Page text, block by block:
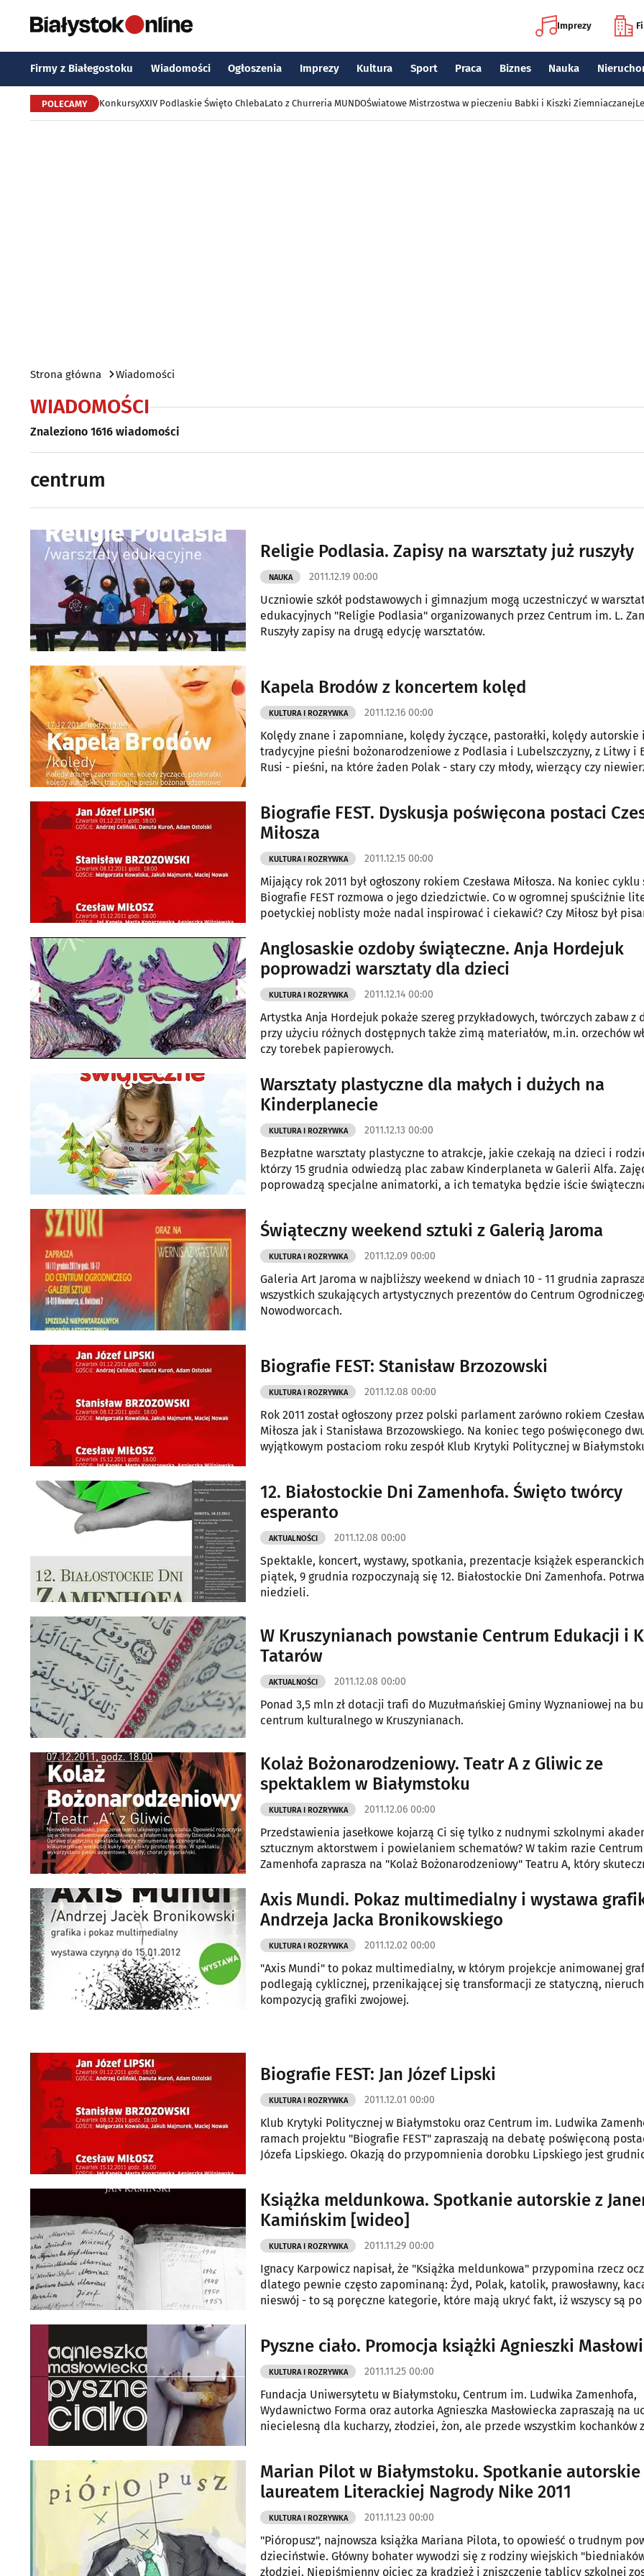
Imprezy
Firmy z Białegostoku Wiadomości Ogłoszenia Imprezy Kultura Sport Praca Biznes Nauka
POLECAMY KonkursyXXIV Podlaskie Święto ChlebaLato z Churreria MUNDOŚwiatowe Mistrzostwa w pieczeniu Babki i Kiszki Ziemniaczanej
Strona główna Wiadomości
WIADOMOŚCI
Znaleziono 1616 wiadomości
centrum
Religie Podlasia. Zapisy na warsztaty już ruszyły
NAUKA 2011.12.19 00:00
Uczniowie szkół podstawowych i gimnazjum mogą uczestniczyć w
edukacyjnych "Religie Podlasia" organizowanych przez Centrum im. L.
Ruszyły zapisy na drugą edycję warsztatów.
Kapela Brodów z koncertem kolęd
KULTURA I ROZRYWKA 2011.12.16 00:00
Kolędy znane i zapomniane, kolędy życzące, pastorałki, kolędy autorskie i
tradycyjne pieśni bożonarodzeniowe z Podlasia i Lubelszczyzny, z Litwy i
Rusi - pieśni, na które żaden Polak - stary czy młody, wierzący czy
Biografie FEST. Dyskusja poświęcona postaci
Miłosza
KULTURA I ROZRYWKA 2011.12.15 00:00
Mijający rok 2011 był ogłoszony rokiem Czesława Miłosza. Na koniec
Biografie FEST rozmowa o jego dziedzictwie. Co w ogromnej spuściźnie
poetyckiej noblisty może nadal inspirować i ciekawić? Czy Miłosz był
Anglosaskie ozdoby świąteczne. Anja Hordejuk
poprowadzi warsztaty dla dzieci
KULTURA I ROZRYWKA 2011.12.14 00:00
Artystka Anja Hordejuk pokaże szereg przykładowych, twórczych zabaw z
przy użyciu różnych dostępnych także zimą materiałów, m.in. orzechów
czy torebek papierowych.
Warsztaty plastyczne dla małych i dużych na
Kinderplanecie
KULTURA I ROZRYWKA 2011.12.13 00:00
Bezpłatne warsztaty plastyczne to atrakcje, jakie czekają na dzieci i
którzy 15 grudnia odwiedzą plac zabaw Kinderplaneta w Galerii Alfa. Zajęcia
poprowadzą specjalne animatorki, a ich tematyka będzie iście
Świąteczny weekend sztuki z Galerią Jaroma
KULTURA I ROZRYWKA 2011.12.09 00:00
Galeria Art Jaroma w najbliższy weekend w dniach 10 - 11 grudnia
wszystkich szukających artystycznych prezentów do Centrum
Nowodworcach.
Biografie FEST: Stanisław Brzozowski
KULTURA I ROZRYWKA 2011.12.08 00:00
Rok 2011 został ogłoszony przez polski parlament zarówno rokiem
Miłosza jak i Stanisława Brzozowskiego. Na koniec tego poświęconego
wyjątkowym postaciom roku zespół Klub Krytyki Politycznej w
12. Białostockie Dni Zamenhofa. Święto twórcy
esperanto
AKTUALNOŚCI 2011.12.08 00:00
Spektakle, koncert, wystawy, spotkania, prezentacje książek
piątek, 9 grudnia rozpoczynają się 12. Białostockie Dni Zamenhofa.
niedzieli.
W Kruszynianach powstanie Centrum Edukacji i
Tatarów
AKTUALNOŚCI 2011.12.08 00:00
Ponad 3,5 mln zł dotacji trafi do Muzułmańskiej Gminy Wyznaniowej na
centrum kulturalnego w Kruszynianach.
Kolaż Bożonarodzeniowy. Teatr A z Gliwic ze
spektaklem w Białymstoku
KULTURA I ROZRYWKA 2011.12.06 00:00
Przedstawienia jasełkowe kojarzą Ci się tylko z nudnymi szkolnymi
sztucznym aktorstwem i powielaniem schematów? W takim razie
Zamenhofa zaprasza na "Kolaż Bożonarodzeniowy" Teatru A, który
ciekaw co wyszło z tak niebanalnego podejścia do tak zbanalizowanego
przyjdź.
Axis Mundi. Pokaz multimedialny i wystawa
Andrzeja Jacka Bronikowskiego
KULTURA I ROZRYWKA 2011.12.02 00:00
"Axis Mundi" to pokaz multimedialny, w którym projekcje animowanej
podlegają cyklicznej, przenikającej się transformacji ze statyczną,
kompozycją grafiki zwojowej.
Biografie FEST: Jan Józef Lipski
KULTURA I ROZRYWKA 2011.12.01 00:00
Klub Krytyki Politycznej w Białymstoku oraz Centrum im. Ludwika
ramach projektu "Biografie FEST" zapraszają na debatę poświęconą
Józefa Lipskiego. Okazją do przypomnienia dorobku Lipskiego jest
Książka meldunkowa. Spotkanie autorskie z
Kamińskim [wideo]
KULTURA I ROZRYWKA 2011.11.29 00:00
Ignacy Karpowicz napisał, że "Książka meldunkowa" przypomina rzecz
dlatego pewnie często zapominaną: Żyd, Polak, katolik, prawosławny,
nieswój - to są poręczne kategorie, które mają ukryć fakt, iż wszyscy są
Pyszne ciało. Promocja książki Agnieszki
KULTURA I ROZRYWKA 2011.11.25 00:00
Fundacja Uniwersytetu w Białymstoku, Centrum im. Ludwika Zamenhofa,
Wydawnictwo Forma oraz autorka Agnieszka Masłowiecka zapraszają na
niecielesną dla kucharzy, złodziei, żon, ale przede wszystkim kochanków
Marian Pilot w Białymstoku. Spotkanie autorskie
laureatem Literackiej Nagrody Nike 2011
KULTURA I ROZRYWKA 2011.11.23 00:00
"Pióropusz", najnowsza książka Mariana Pilota, to opowieść o trudnym
dzieciństwie. Główny bohater wywodzi się z rodziny wiejskich
złodziei. Niepiśmienny ojciec za kradzież i zniszczenie tablicy szkolnej